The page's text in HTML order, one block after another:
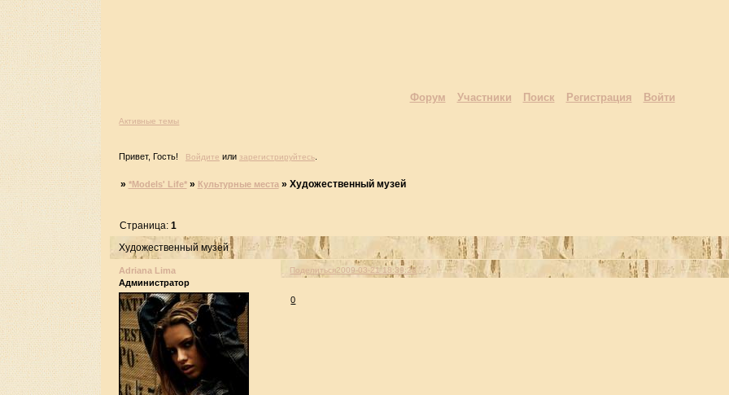
Форум Участники Поиск Регистрация Войти
Активные темы
Привет, Гость! Войдите или зарегистрируйтесь.
» *Models' Life* » Культурные места » Художественный музей
Художественный музей
Страница: 1
Поделиться2009-03-21 18:39:28
Adriana Lima
Администратор
0